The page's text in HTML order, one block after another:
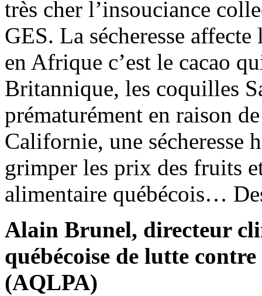
très cher l’insouciance
GES. La sécheresse
en Afrique c’est le cacao
Britannique, les coquilles
prématurément en raison
Californie, une sécheresse
grimper les prix des fruits
alimentaire québécois…
Alain Brunel, directeur
québécoise de lutte
(AQLPA)